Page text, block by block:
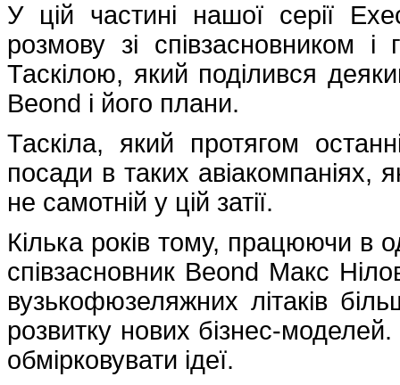
У цій частині нашої серії
розмову зі співзасновником
Таскілою, який поділився
Beond і його плани.
Таскіла, який протягом
посади в таких авіакомпаніях,
не самотній у цій затії.
Кілька років тому, працюючи в
співзасновник Beond Макс
вузькофюзеляжних літаків
розвитку нових бізнес-
обмірковувати ідеї.